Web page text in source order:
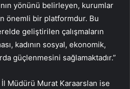
yönünü belirleyen, kurumlar
önemli bir platformdur. Bu
geliştirilen çalışmaların
kadının sosyal, ekonomik,
güçlenmesini sağlamaktadır.”
Müdürü Murat Karaarslan ise